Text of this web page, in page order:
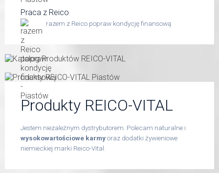
Praca z Reico
razem z Reico popraw kondycję finansową
Produkty REICO-VITAL
Jestem niezależnym dystrybutorem. Polecam naturalne i
wysokowartościowe karmyoraz dodatki żywieniowe
niemieckiej marki Reico-Vital.